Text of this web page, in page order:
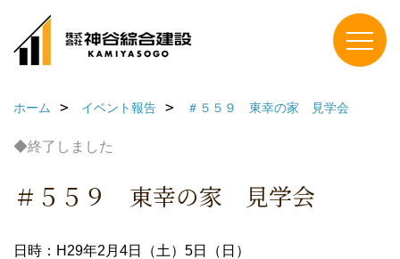
ホーム イベント報告 ＃５５９ 東幸の家 見学会
◆終了しました
＃５５９ 東幸の家 見学会
日時：H29年2月4日（土）5日（日）